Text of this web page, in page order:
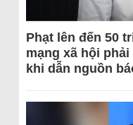
Phạt lên đến 50
mạng xã hội
khi dẫn nguồn